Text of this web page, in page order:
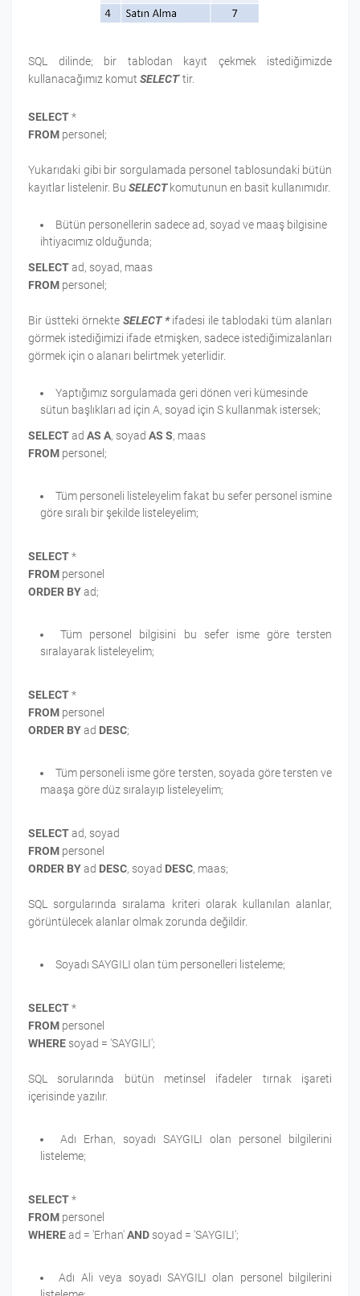
SQL dilinde; bir tablodan kayıt çekmek istediğimizde
kullanacağımız komut SELECT' tir.
SELECT*
FROM personel;
Yukarıdaki gibi bir sorgulamada personel tablosundaki bütün
kayıtlar listelenir. Bu SELECTkomutunun en basit kullanımıdır.
Bütün personellerin sadece ad, soyad ve maaş bilgisine
ihtiyacımız olduğunda;
SELECTad, soyad, maas
FROM personel;
Bir üstteki örnekte SELECT *ifadesi ile tablodaki tüm alanları
görmek istediğimizi ifade etmişken, sadece istediğimizalanları
görmek için o alanarı belirtmek yeterlidir.
Yaptığımız sorgulamada geri dönen veri kümesinde
sütun başlıkları ad için A, soyad için S kullanmak istersek;
SELECTad AS A, soyad AS S, maas
FROM personel;
Tüm personeli listeleyelim fakat bu sefer personel ismine
göre sıralı bir şekilde listeleyelim;
SELECT*
FROM personel
ORDER BYad;
Tüm personel bilgisini bu sefer isme göre tersten
sıralayarak listeleyelim;
SELECT*
FROM personel
ORDER BYad DESC;
Tüm personeli isme göre tersten, soyada göre tersten ve
maaşa göre düz sıralayıp listeleyelim;
SELECTad, soyad
FROM personel
ORDER BYad DESC, soyad DESC, maas;
SQL sorgularında sıralama kriteri olarak kullanılan alanlar,
görüntülecek alanlar olmak zorunda değildir.
Soyadı SAYGILI olan tüm personelleri listeleme;
SELECT*
FROM personel
WHERE soyad = 'SAYGILI';
SQL sorularında bütün metinsel ifadeler tırnak işareti
içerisinde yazılır.
Adı Erhan, soyadı SAYGILI olan personel bilgilerini
listeleme;
SELECT*
FROM personel
WHEREad = 'Erhan'AND soyad = 'SAYGILI';
Adı Ali veya soyadı SAYGILI olan personel bilgilerini